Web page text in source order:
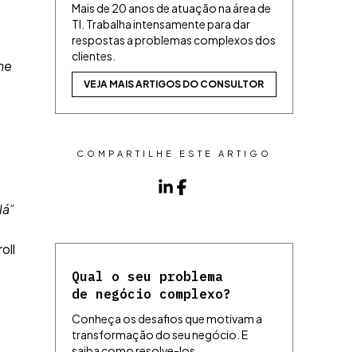
Mais de 20 anos de atuação na área de
TI. Trabalha intensamente para dar
respostas a problemas complexos dos
clientes.
VEJA MAIS ARTIGOS DO CONSULTOR
COMPARTILHE ESTE ARTIGO
Qual o seu problema
de negócio complexo?
Conheça os desafios que motivam a
transformação do seu negócio. E